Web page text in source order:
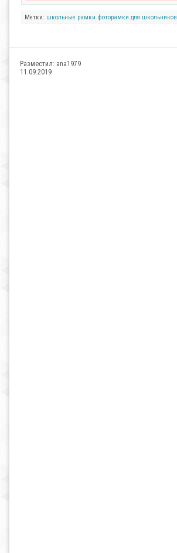
Метки: школьные рамки фоторамки для школьников
Разместил: ana1979
11.09.2019